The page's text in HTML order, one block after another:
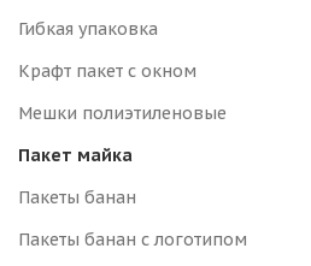
Гибкая упаковка
Крафт пакет с окном
Мешки полиэтиленовые
Пакет майка
Пакеты банан
Пакеты банан с логотипом